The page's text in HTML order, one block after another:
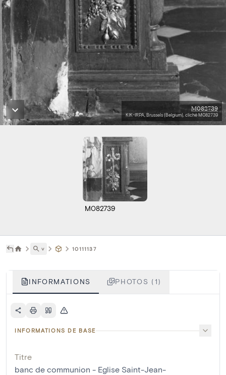
M082739
KIK-IRPA, Brussels (Belgium), cliché M082739
M082739
˅ 10111137
INFORMATIONS PHOTOS (1)
INFORMATIONS DE BASE
Titre
banc de communion - Eglise Saint-Jean-